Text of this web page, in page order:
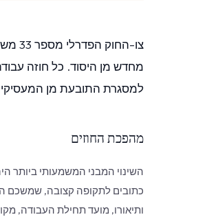
מחדש מן היסוד. כל חוזה
למסגרת התובעת מן
מהפכת החוזים
השינוי המבני המשמעותי ביותר
כתובים לתקופה קצובה, שמשכם
ותיאורו, מועד תחילת העבודה,